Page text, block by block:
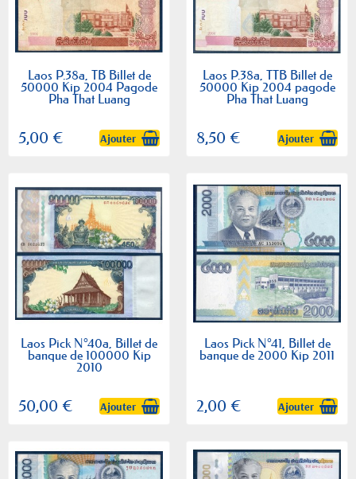
Laos P.38a, TB Billet de
50000 Kip 2004 Pagode
Pha That Luang
5,00 € Ajouter
Laos P.38a, TTB Billet de
50000 Kip 2004 pagode
Pha That Luang
8,50 € Ajouter
Laos Pick N°40a, Billet de
banque de 100000 Kip
2010
50,00 € Ajouter
Laos Pick N°41, Billet de
banque de 2000 Kip 2011
2,00 € Ajouter